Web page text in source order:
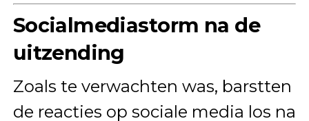
Socialmediastorm na de
uitzending
Zoals te verwachten was, barstten
de reacties op sociale media los na